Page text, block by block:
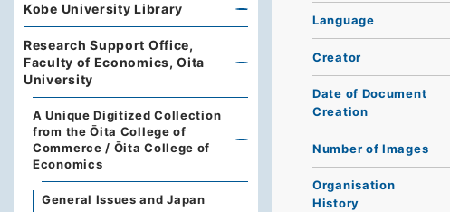
Language
Creator
Date of Document
Creation
Number of Images
Organisation
History
Kobe University Library
Research Support Office,
Faculty of Economics, Oita
University
A Unique Digitized Collection
from the Ōita College of
Commerce / Ōita College of
Economics
General Issues and Japan